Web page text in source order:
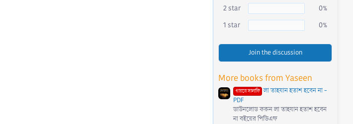
2 star
0%
1 star
0%
Join the discussion
More books from Yaseen
গায়রে সালাফি লা তাহযান হতাশ হবেন না -
PDF
ডাউনলোড করুন লা তাহযান হতাশ হবেন
না বইয়ের পিডিএফ